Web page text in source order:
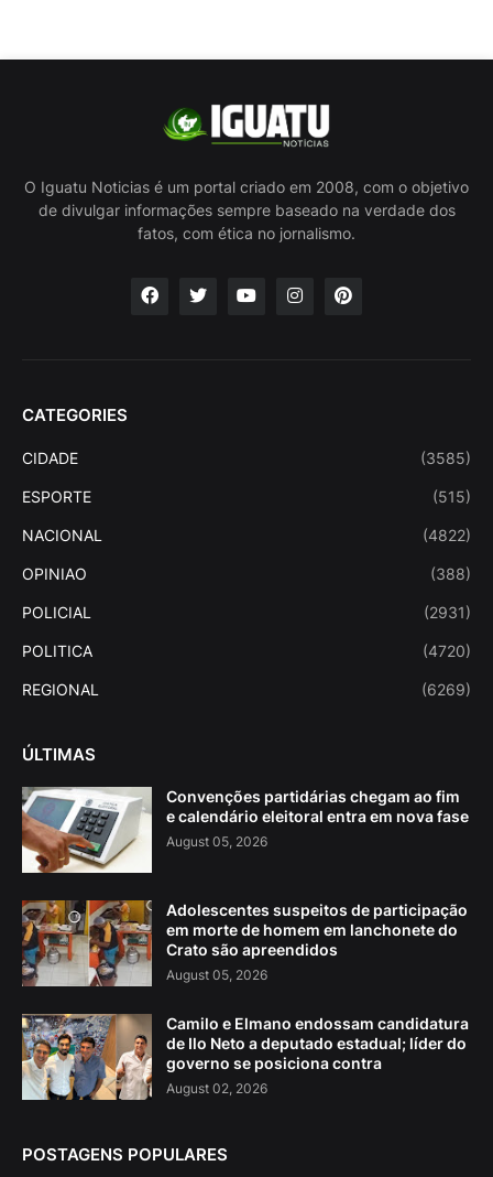
O Iguatu Noticias é um portal criado em 2008, com o objetivo
de divulgar informações sempre baseado na verdade dos
fatos, com ética no jornalismo.
CATEGORIES
CIDADE (3585)
ESPORTE (515)
NACIONAL (4822)
OPINIAO (388)
POLICIAL (2931)
POLITICA (4720)
REGIONAL (6269)
ÚLTIMAS
Convenções partidárias chegam ao fim
e calendário eleitoral entra em nova fase
August 05, 2026
Adolescentes suspeitos de participação
em morte de homem em lanchonete do
Crato são apreendidos
August 05, 2026
Camilo e Elmano endossam candidatura
de Ilo Neto a deputado estadual; líder do
governo se posiciona contra
August 02, 2026
POSTAGENS POPULARES